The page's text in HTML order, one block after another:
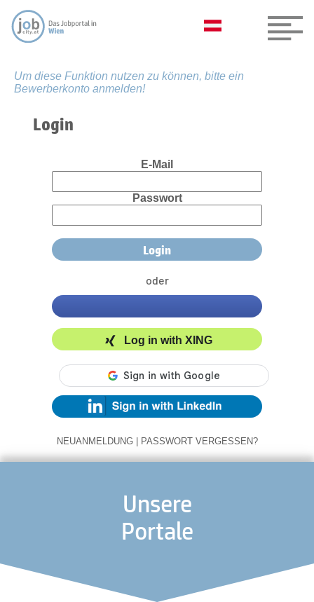
Um diese Funktion nutzen zu können, bitte ein
Bewerberkonto anmelden!
Login
E-Mail
Passwort
oder
Log in with XING
NEUANMELDUNG | PASSWORT VERGESSEN?
Unsere
Portale